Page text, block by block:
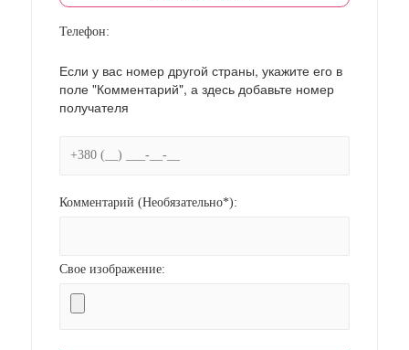
Телефон:
Если у вас номер другой страны, укажите его в
поле "Комментарий", а здесь добавьте номер
получателя
Комментарий (Необязательно*):
Свое изображение: